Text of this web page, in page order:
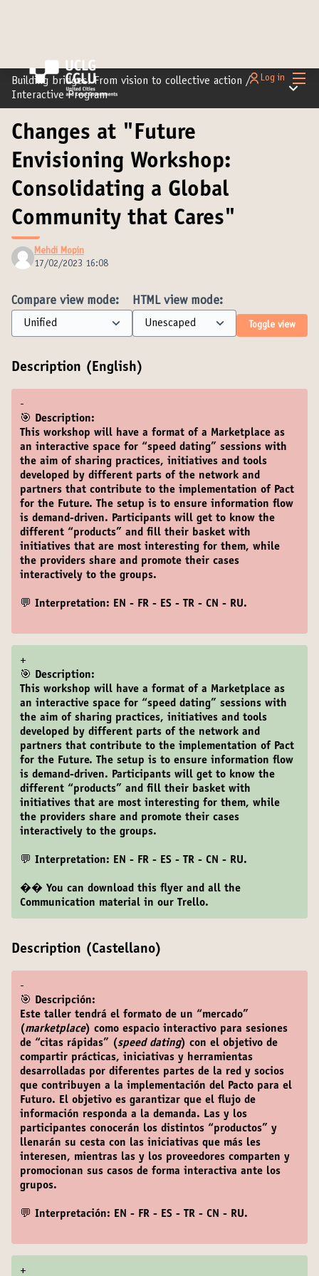
Main
Log in
Building bridges: From vision to collective action /
Interactive Program
Main
Changes at "Future
Envisioning Workshop:
Consolidating a Global
Community that Cares"
Mehdi Mopin
17/02/2023 16:08
Compare view mode: HTML view mode:
Toggle view
Description (English)
-
🎯 Description:
This workshop will have a format of a Marketplace as
an interactive space for “speed dating” sessions with
the aim of sharing practices, initiatives and tools
developed by different parts of the network and
partners that contribute to the implementation of Pact
for the Future. The setup is to ensure information flow
is demand-driven. Participants will get to know the
different “products” and fill their basket with
initiatives that are most interesting for them, while
the providers share and promote their cases
interactively to the groups.
💬 Interpretation: EN - FR - ES - TR - CN - RU.
+
🎯 Description:
This workshop will have a format of a Marketplace as
an interactive space for “speed dating” sessions with
the aim of sharing practices, initiatives and tools
developed by different parts of the network and
partners that contribute to the implementation of Pact
for the Future. The setup is to ensure information flow
is demand-driven. Participants will get to know the
different “products” and fill their basket with
initiatives that are most interesting for them, while
the providers share and promote their cases
interactively to the groups.
💬 Interpretation: EN - FR - ES - TR - CN - RU.
�� You can download this flyer and all the
Communication material in our Trello.
Description (Castellano)
-
🎯 Descripción:
Este taller tendrá el formato de un “mercado”
(marketplace) como espacio interactivo para sesiones
de “citas rápidas” (speed dating) con el objetivo de
compartir prácticas, iniciativas y herramientas
desarrolladas por diferentes partes de la red y socios
que contribuyen a la implementación del Pacto para el
Futuro. El objetivo es garantizar que el flujo de
información responda a la demanda. Las y los
participantes conocerán los distintos “productos” y
llenarán su cesta con las iniciativas que más les
interesen, mientras las y los proveedores comparten y
promocionan sus casos de forma interactiva ante los
grupos.
💬 Interpretación: EN - FR - ES - TR - CN - RU.
+